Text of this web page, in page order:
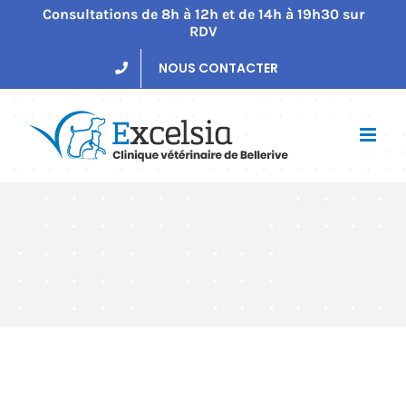
PasserConsultations de 8h à 12h et de 14h à 19h30 sur
RDV
NOUS CONTACTER